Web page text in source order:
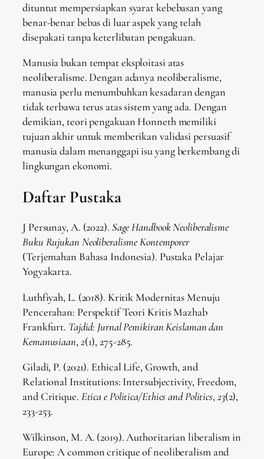
dituntut mempersiapkan syarat kebebasan yang
benar-benar bebas di luar aspek yang telah
disepakati tanpa keterlibatan pengakuan.
Manusia bukan tempat eksploitasi atas
neoliberalisme. Dengan adanya neoliberalisme,
manusia perlu menumbuhkan kesadaran dengan
tidak terbawa terus atas sistem yang ada. Dengan
demikian, teori pengakuan Honneth memiliki
tujuan akhir untuk memberikan validasi persuasif
manusia dalam menanggapi isu yang berkembang di
lingkungan ekonomi.
Daftar Pustaka
J Persunay, A. (2022). Sage Handbook Neoliberalisme
Buku Rujukan Neoliberalisme Kontemporer
(Terjemahan Bahasa Indonesia). Pustaka Pelajar
Yogyakarta.
Luthfiyah, L. (2018). Kritik Modernitas Menuju
Pencerahan: Perspektif Teori Kritis Mazhab
Frankfurt. Tajdid: Jurnal Pemikiran Keislaman dan
Kemanusiaan, 2(1), 275-285.
Giladi, P. (2021). Ethical Life, Growth, and
Relational Institutions: Intersubjectivity, Freedom,
and Critique. Etica e Politica/Ethics and Politics, 23(2),
233-253.
Wilkinson, M. A. (2019). Authoritarian liberalism in
Europe: A common critique of neoliberalism and